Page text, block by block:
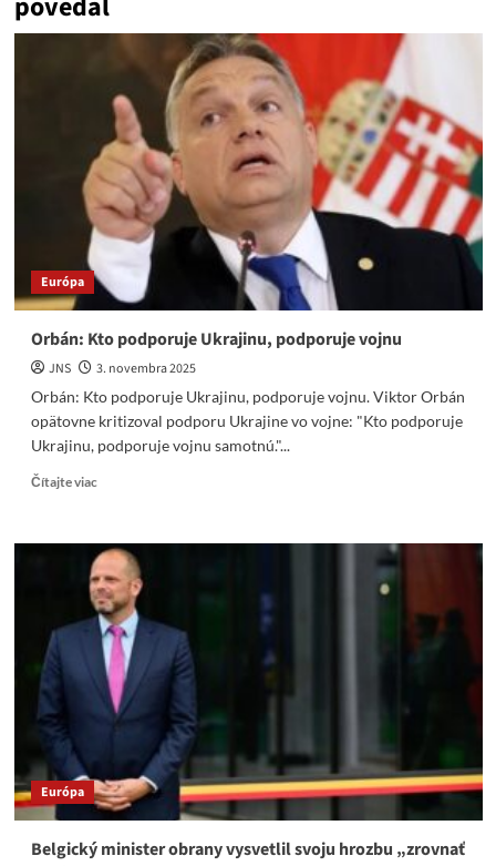
Európa
Orbán: Kto podporuje Ukrajinu, podporuje vojnu
JNS
3. novembra 2025
Orbán: Kto podporuje Ukrajinu, podporuje vojnu. Viktor Orbán
opätovne kritizoval podporu Ukrajine vo vojne: "Kto podporuje
Ukrajinu, podporuje vojnu samotnú."...
Čítajte viacRead
Orbán:
Kto
podporuje
Ukrajinu,
podporuje
vojnu
Európa
Belgický minister obrany vysvetlil svoju hrozbu „zrovnať